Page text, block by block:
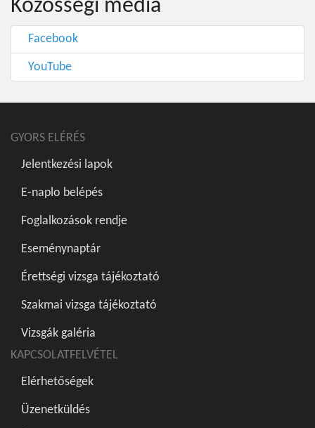
Közösségi média
Facebook
YouTube
GYORS ELÉRÉS
Jelentkezési lapok
E-naplo belépés
Foglalkozások rendje
Eseménynaptár
Érettségi vizsga tájékoztató
Szakmai vizsga tájékoztató
Vizsgák galéria
KAPCSOLATFELVÉTEL
Elérhetőségek
Üzenetküldés